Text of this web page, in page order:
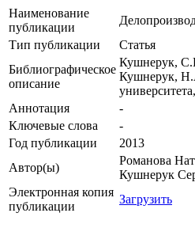
Наименование
публикации
Тип публикации
Статья
Библиографическое
описание
Кушнерук,
Кушнерук,
Аннотация
-
Ключевые cлова
-
Год публикации
2013
Автор(ы)
Романова
Кушнерук
Электронная копия
публикации
Загрузить